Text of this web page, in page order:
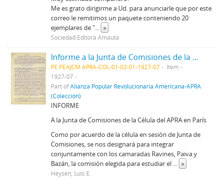
Me es grato dirigirme a Ud. para anunciarle que por este
correo le remitimos un paquete conteniendo 20
ejemplares de "... »
Sociedad Editora Amauta
Informe a la Junta de Comisiones de la Célula del APRA en París, [7/1927]
PE PEAJCM APRA-COL-01-02-01-1927-07
Item
1927-07
Part ofAlianza Popular Revolucionaria Americana-APRA
(Colección)
INFORME
A la Junta de Comisiones de la Célula del APRA en París
Como por acuerdo de la célula en sesión de Junta de
Comisiones, se nos designará para integrar
conjuntamente con los camaradas Ravines, Paiva y
Bazán, la comisión elegida para estudiar el ... »
Heysen, Luis E.